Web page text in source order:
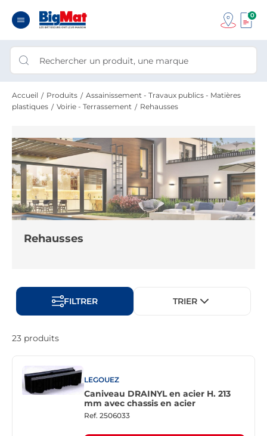
0
Accueil Produits
Assainissement - Travaux publics - Matières
plastiques
Voirie - Terrassement Rehausses
Rehausses
FILTRER TRIER
23 produits
LEGOUEZ
Caniveau DRAINYL en acier H. 213
mm avec chassis en acier
Ref. 2506033